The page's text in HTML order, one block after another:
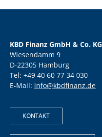
KBD Finanz GmbH & Co. KG
Wiesendamm 9
D-22305 Hamburg
Tel: +49 40 60 77 34 030
E-Mail: info@kbdfinanz.de
KONTAKT